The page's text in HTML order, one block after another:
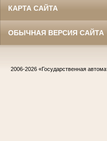
КАРТА САЙТА
ОБЫЧНАЯ ВЕРСИЯ САЙТА
2006-2026 «Государственная